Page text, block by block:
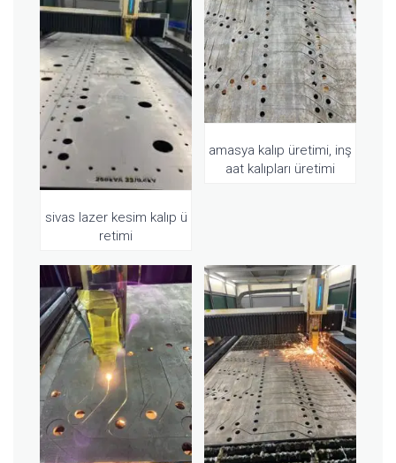
sivas lazer kesim kalıp ü
retimi
amasya kalıp üretimi, inş
aat kalıpları üretimi